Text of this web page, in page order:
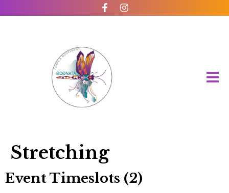
Stretching
Event Timeslots (2)